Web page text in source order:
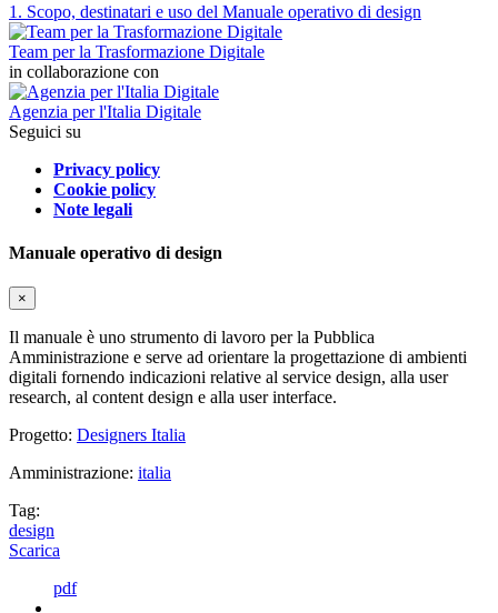
1. Scopo, destinatari e uso del Manuale operativo di design
Team per la Trasformazione Digitale
in collaborazione con
Agenzia per l'Italia Digitale
Seguici su
Privacy policy
Cookie policy
Note legali
Manuale operativo di design
×
Il manuale è uno strumento di lavoro per la Pubblica
Amministrazione e serve ad orientare la progettazione di ambienti
digitali fornendo indicazioni relative al service design, alla user
research, al content design e alla user interface.
Progetto: Designers Italia
Amministrazione: italia
Tag:
design
Scarica
pdf